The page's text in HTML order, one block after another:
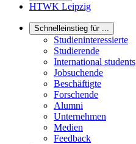
HTWK Leipzig
Schnelleinstieg für ...
Studieninteressierte
Studierende
International students
Jobsuchende
Beschäftigte
Forschende
Alumni
Unternehmen
Medien
Feedback